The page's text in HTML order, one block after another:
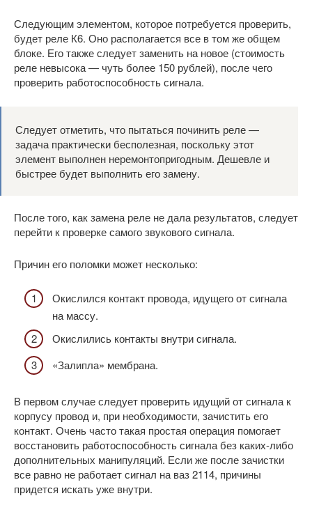
Следующим элементом, которое потребуется проверить,
будет реле К6. Оно располагается все в том же общем
блоке. Его также следует заменить на новое (стоимость
реле невысока — чуть более 150 рублей), после чего
проверить работоспособность сигнала.
Следует отметить, что пытаться починить реле —
задача практически бесполезная, поскольку этот
элемент выполнен неремонтопригодным. Дешевле и
быстрее будет выполнить его замену.
После того, как замена реле не дала результатов, следует
перейти к проверке самого звукового сигнала.
Причин его поломки может несколько:
Окислился контакт провода, идущего от сигнала
на массу.
Окислились контакты внутри сигнала.
«Залипла» мембрана.
В первом случае следует проверить идущий от сигнала к
корпусу провод и, при необходимости, зачистить его
контакт. Очень часто такая простая операция помогает
восстановить работоспособность сигнала без каких-либо
дополнительных манипуляций. Если же после зачистки
все равно не работает сигнал на ваз 2114, причины
придется искать уже внутри.